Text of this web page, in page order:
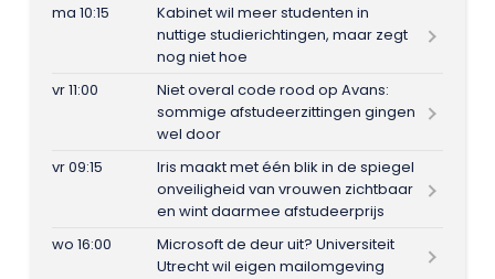
ma 10:15
Kabinet wil meer studenten in
nuttige studierichtingen, maar zegt
nog niet hoe
vr 11:00
Niet overal code rood op Avans:
sommige afstudeerzittingen gingen
wel door
vr 09:15
Iris maakt met één blik in de spiegel
onveiligheid van vrouwen zichtbaar
en wint daarmee afstudeerprijs
wo 16:00
Microsoft de deur uit? Universiteit
Utrecht wil eigen mailomgeving